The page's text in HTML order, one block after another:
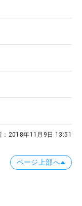
2018年11月9日 13:51
ページ上部へ